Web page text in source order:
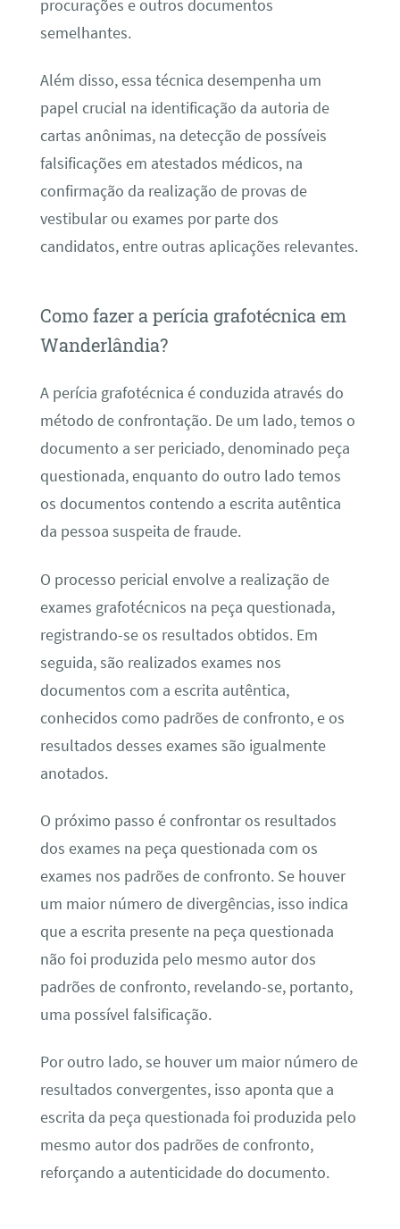
procurações e outros documentos
semelhantes.
Além disso, essa técnica desempenha um
papel crucial na identificação da autoria de
cartas anônimas, na detecção de possíveis
falsificações em atestados médicos, na
confirmação da realização de provas de
vestibular ou exames por parte dos
candidatos, entre outras aplicações relevantes.
Como fazer a perícia grafotécnica em
Wanderlândia?
A perícia grafotécnica é conduzida através do
método de confrontação. De um lado, temos o
documento a ser periciado, denominado peça
questionada, enquanto do outro lado temos
os documentos contendo a escrita autêntica
da pessoa suspeita de fraude.
O processo pericial envolve a realização de
exames grafotécnicos na peça questionada,
registrando-se os resultados obtidos. Em
seguida, são realizados exames nos
documentos com a escrita autêntica,
conhecidos como padrões de confronto, e os
resultados desses exames são igualmente
anotados.
O próximo passo é confrontar os resultados
dos exames na peça questionada com os
exames nos padrões de confronto. Se houver
um maior número de divergências, isso indica
que a escrita presente na peça questionada
não foi produzida pelo mesmo autor dos
padrões de confronto, revelando-se, portanto,
uma possível falsificação.
Por outro lado, se houver um maior número de
resultados convergentes, isso aponta que a
escrita da peça questionada foi produzida pelo
mesmo autor dos padrões de confronto,
reforçando a autenticidade do documento.